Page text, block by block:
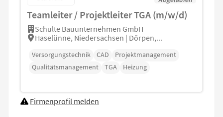
Teamleiter / Projektleiter TGA (m/w/d)
Schulte Bauunternehmen GmbH
Haselünne, Niedersachsen | Dörpen,...
Versorgungstechnik CAD
Projektmanagement
Qualitätsmanagement
TGA Heizung
Firmenprofil melden